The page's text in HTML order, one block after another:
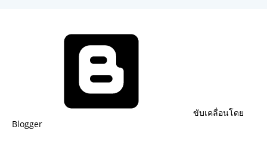
ขับเคลื่อนโดย
Blogger